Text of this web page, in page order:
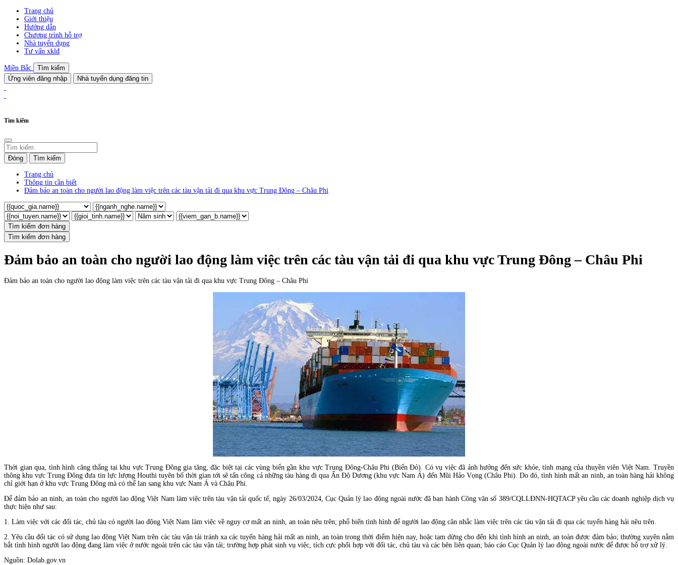
Trang chủ
Giới thiệu
Hướng dẫn
Chương trình hỗ trợ
Nhà tuyển dụng
Tư vấn xklđ
Miền Bắc
Tìm kiếm
Ứng viên đăng nhập
Nhà tuyển dụng đăng tin
Tìm kiếm
Đóng Tìm kiếm
Trang chủ
Thông tin cần biết
Đảm bảo an toàn cho người lao động làm việc trên các tàu vận tải đi qua khu vực Trung Đông – Châu Phi
Tìm kiếm đơn hàng
Tìm kiếm đơn hàng
Đảm bảo an toàn cho người lao động làm việc trên các tàu vận tải đi qua khu vực Trung Đông – Châu Phi
Đảm bảo an toàn cho người lao động làm việc trên các tàu vận tải đi qua khu vực Trung Đông – Châu Phi
Thời gian qua, tình hình căng thẳng tại khu vực Trung Đông gia tăng, đặc biệt tại các vùng biển gần khu vực Trung Đông-Châu Phi (Biển Đỏ). Có vụ việc đã ảnh hưởng đến sức khỏe, tính mạng của thuyền viên Việt Nam. Truyền
thông khu vực Trung Đông đưa tin lực lượng Houthi tuyên bố thời gian tới sẽ tấn công cả những tàu hàng đi qua Ấn Độ Dương (khu vực Nam Á) đến Mũi Hảo Vọng (Châu Phi). Do đó, tình hình mất an ninh, an toàn hàng hải không
chỉ giới hạn ở khu vực Trung Đông mà có thể lan sang khu vực Nam Á và Châu Phi.
Để đảm bảo an ninh, an toàn cho người lao động Việt Nam làm việc trên tàu vận tải quốc tế, ngày 26/03/2024, Cục Quản lý lao động ngoài nước đã ban hành Công văn số 389/CQLLĐNN-HQTACP yêu cầu các doanh nghiệp dịch vụ
thực hiện như sau:
1. Làm việc với các đối tác, chủ tàu có người lao động Việt Nam làm việc về nguy cơ mất an ninh, an toàn nêu trên; phổ biến tình hình để người lao động cân nhắc làm việc trên các tàu vận tải đi qua các tuyến hàng hải nêu trên.
2. Yêu cầu đối tác có sử dụng lao động Việt Nam trên các tàu vận tải tránh xa các tuyến hàng hải mất an ninh, an toàn trong thời điểm hiện nay, hoặc tạm dừng cho đến khi tình hình an ninh, an toàn được đảm bảo; thường xuyên nắm
bắt tình hình người lao động đang làm việc ở nước ngoài trên các tàu vận tải; trường hợp phát sinh vụ việc, tích cực phối hợp với đối tác, chủ tàu và các bên liên quan; báo cáo Cục Quản lý lao động ngoài nước để được hỗ trợ xử lý.
Nguồn: Dolab.gov.vn